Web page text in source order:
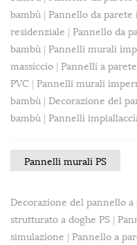
bambù | Pannello da
residenziale | Pannello da
bambù | Pannelli murali
massiccio | Pannelli a
PVC | Pannelli murali
bambù | Decorazione del
bambù | Pannelli
Pannelli murali PS
Decorazione del pannello a
strutturato a doghe PS |
simulazione | Pannello a